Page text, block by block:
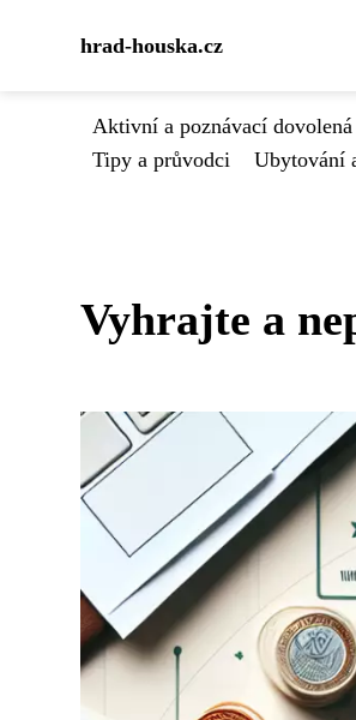
hrad-houska.cz
Aktivní a poznávací dovolená
Tipy a průvodci
Ubytování
Vyhrajte a